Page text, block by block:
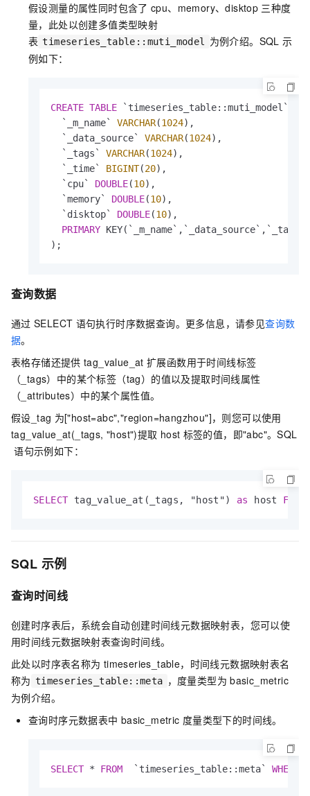
假设测量的属性同时包含了 cpu、memory、disktop 三种度
量，此处以创建多值类型映射
表 timeseries_table::muti_model 为例介绍。SQL 示
例如下：
CREATE TABLE `timeseries_table::muti_model` (
  `_m_name`
VARCHAR(1024),
  `_data_source`
VARCHAR(1024),
  `_tags`
VARCHAR(1024),
  `_time`
BIGINT(20),
  `cpu`
DOUBLE(10),
  `memory`
DOUBLE(10),
  `disktop`
DOUBLE(10),
PRIMARY
);
查询数据
通过 SELECT 语句执行时序数据查询。更多信息，请参见查询数
据。
表格存储还提供 tag_value_at 扩展函数用于时间线标签
（_tags）中的某个标签（tag）的值以及提取时间线属性
（_attributes）中的某个属性值。
假设_tag 为["host=abc","region=hangzhou"]，则您可以使用
tag_value_at(_tags, "host")提取 host 标签的值，即"abc"。SQL
语句示例如下：
SELECT tag_value_at(_tags, "host") as host FROM
SQL 示例
查询时间线
创建时序表后，系统会自动创建时间线元数据映射表，您可以使
用时间线元数据映射表查询时间线。
此处以时序表名称为 timeseries_table，时间线元数据映射表名
称为 timeseries_table::meta ，度量类型为 basic_metric
为例介绍。
查询时序元数据表中 basic_metric 度量类型下的时间线。
SELECT * FROM
  `timeseries_table::meta`
WHERE